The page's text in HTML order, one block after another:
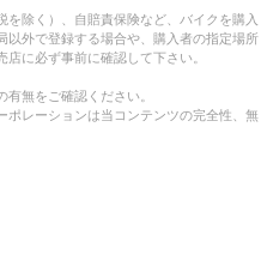
除く）、自賠責保険など、バイクを購入
以外で登録する場合や、購入者の指定場所
に必ず事前に確認して下さい。
無をご確認ください。
レーションは当コンテンツの完全性、無